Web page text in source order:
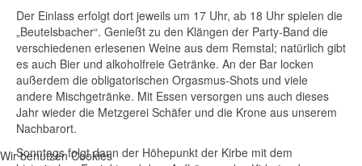
Der Einlass erfolgt dort jeweils um 17 Uhr, ab 18 Uhr spielen die
„Beutelsbacher“. Genießt zu den Klängen der Party-Band die
verschiedenen erlesenen Weine aus dem Remstal; natürlich gibt
es auch Bier und alkoholfreie Getränke. An der Bar locken
außerdem die obligatorischen Orgasmus-Shots und viele
andere Mischgetränke. Mit Essen versorgen uns auch dieses
Jahr wieder die Metzgerei Schäfer und die Krone aus unserem
Nachbarort.
Sonntags folgt dann der Höhepunkt der Kirbe mit dem
Wir benutzen Cookies